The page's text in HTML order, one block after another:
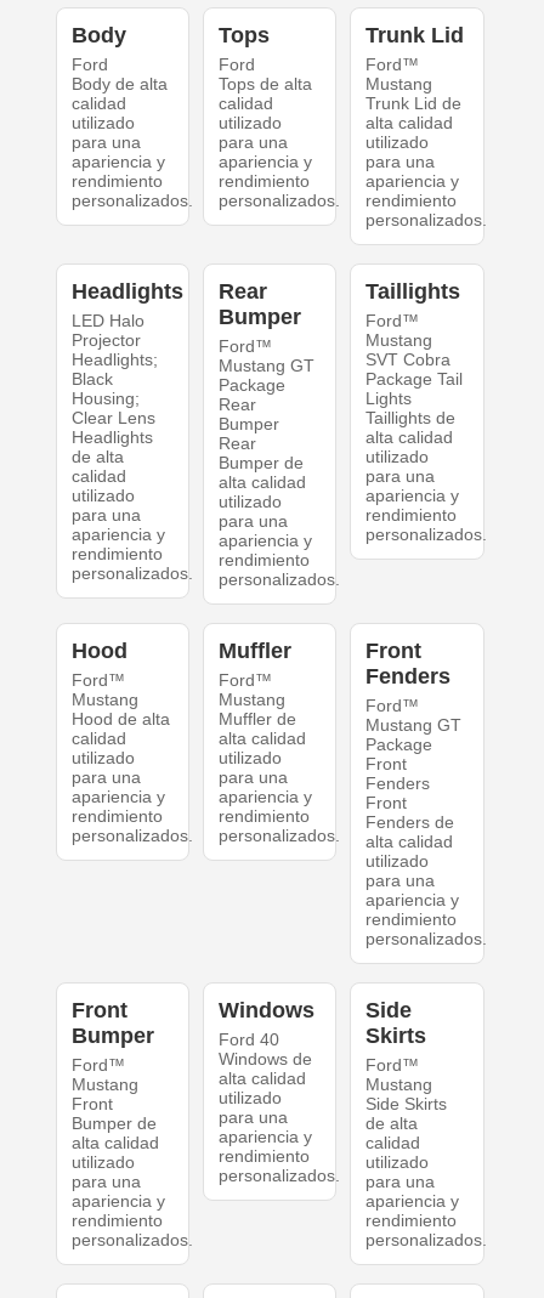
Body
Ford
Body de alta
calidad
utilizado
para una
apariencia y
rendimiento
personalizados.
Tops
Ford
Tops de alta
calidad
utilizado
para una
apariencia y
rendimiento
personalizados.
Trunk Lid
Ford™
Mustang
Trunk Lid de
alta calidad
utilizado
para una
apariencia y
rendimiento
personalizados.
Headlights
LED Halo
Projector
Headlights;
Black
Housing;
Clear Lens
Headlights
de alta
calidad
utilizado
para una
apariencia y
rendimiento
personalizados.
Rear
Bumper
Ford™
Mustang GT
Package
Rear
Bumper
Rear
Bumper de
alta calidad
utilizado
para una
apariencia y
rendimiento
personalizados.
Taillights
Ford™
Mustang
SVT Cobra
Package Tail
Lights
Taillights de
alta calidad
utilizado
para una
apariencia y
rendimiento
personalizados.
Hood
Ford™
Mustang
Hood de alta
calidad
utilizado
para una
apariencia y
rendimiento
personalizados.
Muffler
Ford™
Mustang
Muffler de
alta calidad
utilizado
para una
apariencia y
rendimiento
personalizados.
Front
Fenders
Ford™
Mustang GT
Package
Front
Fenders
Front
Fenders de
alta calidad
utilizado
para una
apariencia y
rendimiento
personalizados.
Front
Bumper
Ford™
Mustang
Front
Bumper de
alta calidad
utilizado
para una
apariencia y
rendimiento
personalizados.
Windows
Ford 40
Windows de
alta calidad
utilizado
para una
apariencia y
rendimiento
personalizados.
Side
Skirts
Ford™
Mustang
Side Skirts
de alta
calidad
utilizado
para una
apariencia y
rendimiento
personalizados.